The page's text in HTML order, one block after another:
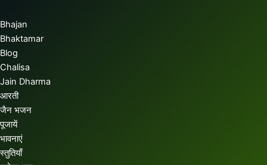
Bhajan
Bhaktamar
Blog
Chalisa
Jain Dharma
आरती
जैन भजन
पूजायें
भावनाएं
स्तुतियाँ